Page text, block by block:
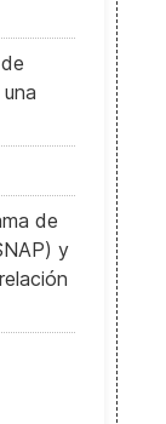
de
y